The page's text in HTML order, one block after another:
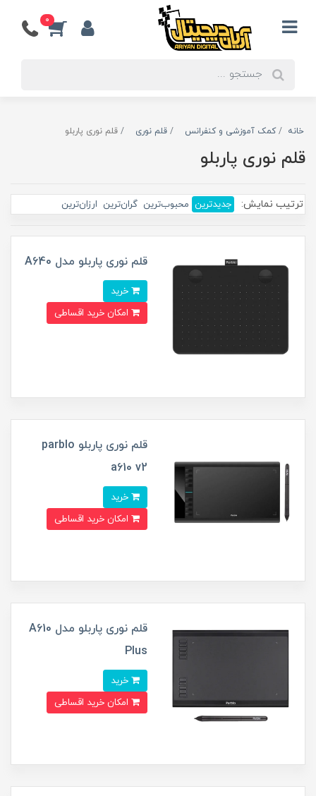
0
خانه کمک آموزشی و کنفرانس قلم نوری قلم نوری پاربلو
قلم نوری پاربلو
ترتیب نمایش: جدیدترین محبوب‌ترین گران‌ترین ارزان‌ترین
قلم نوری پاربلو مدل A640
قلم نوری پاربلو parblo
a610 v2
قلم نوری پاربلو مدل A610
Plus